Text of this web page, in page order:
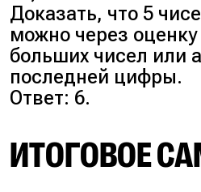
Доказать, что 5
можно через
больших чисел или
последней цифры.
Ответ: 6.
ИТОГОВОЕ